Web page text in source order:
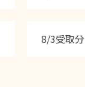
8/3受取分